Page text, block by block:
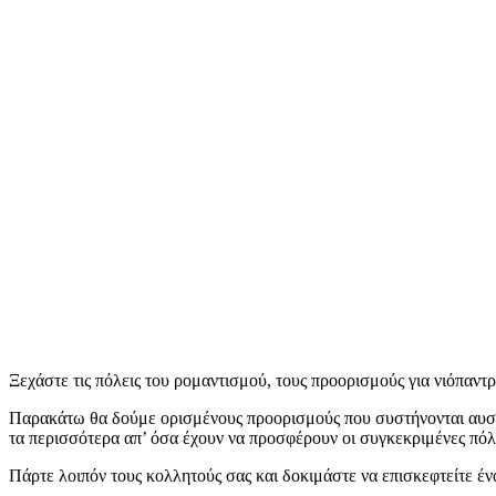
Ξεχάστε τις πόλεις του ρομαντισμού, τους προορισμούς για
Παρακάτω θα δούμε ορισμένους προορισμούς που συστήνονται
τα περισσότερα απ’ όσα έχουν να προσφέρουν οι συγκεκριμένες
Πάρτε λοιπόν τους κολλητούς σας και δοκιμάστε να